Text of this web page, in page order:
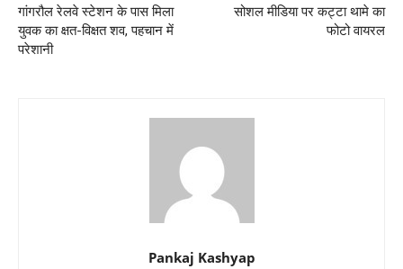
गांगरौल रेलवे स्टेशन के पास मिला
युवक का क्षत-विक्षत शव, पहचान में
परेशानी
सोशल मीडिया पर कट्टा थामे का
फोटो वायरल
Pankaj Kashyap